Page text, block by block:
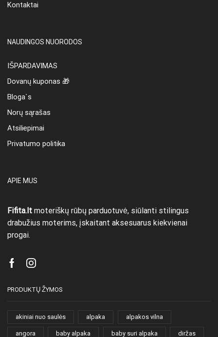
Kontaktai
NAUDINGOS NUORODOS
IŠPARDAVIMAS
Dovanų kuponas 🎁
Bloga`s
Norų sąrašas
Atsiliepimai
Privatumo politika
APIE MUS
Fifita.lt moteriškų rūbų parduotuvė, siūlanti stilingus
drabužius moterims, įskaitant aksesuarus kiekvienai
progai.
FacebookInstagram
PRODUKTŲ ŽYMOS
akiniai nuo saulės alpaka alpakos vilna
angora baby alpaka baby suri alpaka diržas